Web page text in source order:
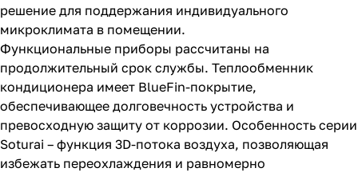
решение для поддержания индивидуального
микроклимата в помещении.
Функциональные приборы рассчитаны на
продолжительный срок службы. Теплообменник
кондиционера имеет BlueFin-покрытие,
обеспечивающее долговечность устройства и
превосходную защиту от коррозии. Особенность серии
Soturai – функция 3D-потока воздуха, позволяющая
избежать переохлаждения и равномерно